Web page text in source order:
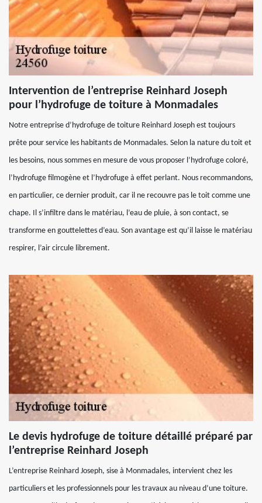
Intervention de l’entreprise Reinhard Joseph
pour l’hydrofuge de toiture à Monmadales
Notre entreprise d’hydrofuge de toiture Reinhard Joseph est toujours
prête pour service les habitants de Monmadales. Selon la nature du toit et
les besoins, nous sommes en mesure de vous proposer l’hydrofuge coloré,
l’hydrofuge filmogène et l’hydrofuge à effet perlant. Nous recommandons,
en particulier, ce dernier produit, car il ne recouvre pas le toit comme une
chape. Il s’infiltre dans le matériau, l’eau de pluie, à son contact, se
transforme en gouttelettes d’eau. Son avantage est qu’il laisse le matériau
respirer, l’air circule librement.
Le devis hydrofuge de toiture détaillé préparé par
l’entreprise Reinhard Joseph
L’entreprise Reinhard Joseph, sise à Monmadales, intervient chez les
particuliers et les professionnels pour les travaux au niveau d’une toiture.